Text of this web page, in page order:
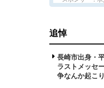
追悼
長崎市出身・
ラストメッセ
争なんか起こ